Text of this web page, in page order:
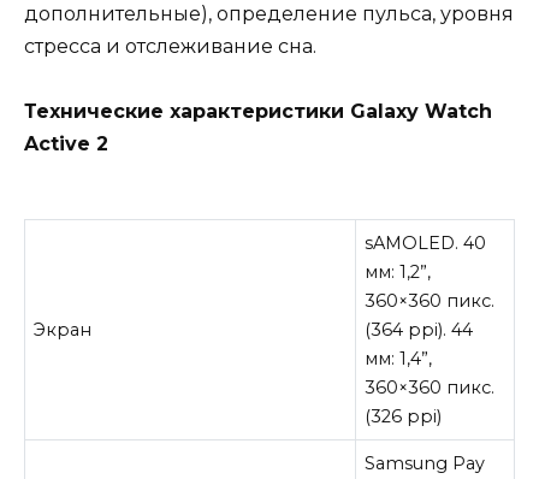
дополнительные), определение пульса, уровня
стресса и отслеживание сна.
Технические характеристики Galaxy Watch
Active 2
Экран
sAMOLED. 40
мм: 1,2”,
360×360 пикс.
(364 ppi). 44
мм: 1,4”,
360×360 пикс.
(326 ppi)
Samsung Pay